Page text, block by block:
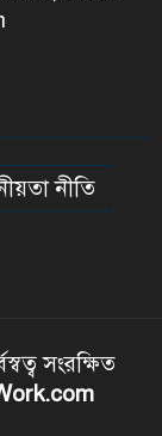
নীতি
সংরক্ষিত